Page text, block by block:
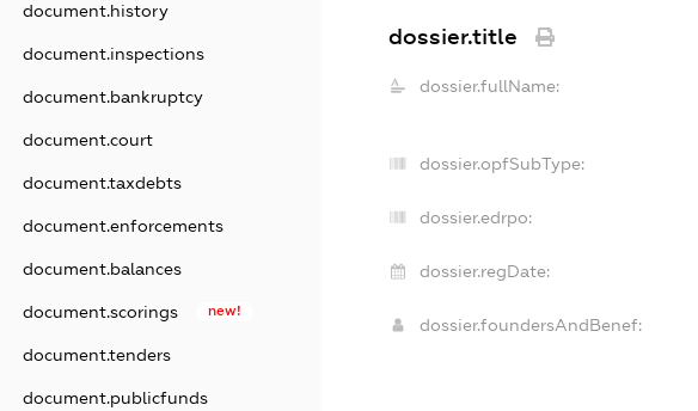
document.history
document.inspections
document.bankruptcy
document.court
document.taxdebts
document.enforcements
document.balances
document.scorings new!
document.tenders
document.publicfunds
dossier.title
dossier.fullName:
dossier.opfSubType:
dossier.edrpo:
dossier.regDate:
dossier.foundersAndBenef: